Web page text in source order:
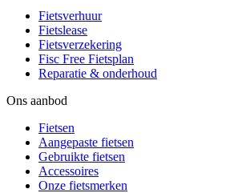
Fietsverhuur
Fietslease
Fietsverzekering
Fisc Free Fietsplan
Reparatie & onderhoud
Ons aanbod
Fietsen
Aangepaste fietsen
Gebruikte fietsen
Accessoires
Onze fietsmerken